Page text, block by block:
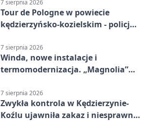
7 sierpnia 2026
Tour de Pologne w powiecie
kędzierzyńsko-kozielskim - policja
7 sierpnia 2026
Winda, nowe instalacje i
termomodernizacja. „Magnolia”
7 sierpnia 2026
Zwykła kontrola w Kędzierzynie-
Koźlu ujawniła zakaz i niesprawne